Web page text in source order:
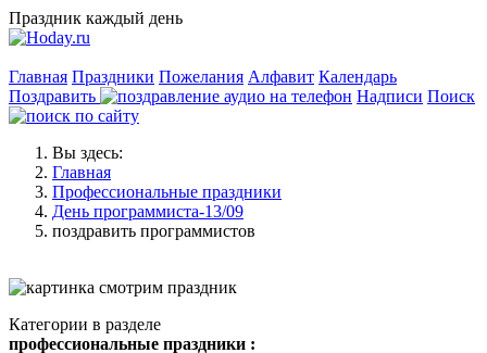
Праздник каждый день
Главная Праздники Пожелания Алфавит Календарь
Поздравить
Надписи Поиск
Вы здесь:
Главная
Профессиональные праздники
День программиста-13/09
поздравить программистов
Категории в разделе
профессиональные праздники :